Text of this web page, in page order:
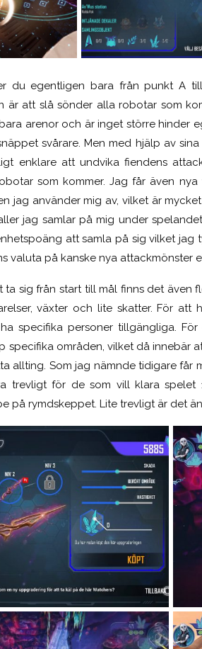
du egentligen bara från punkt A
är att slå sönder alla robotar som
arenor och är inget större hinder
svårare. Men med hjälp av
enklare att undvika fiendens
som kommer. Jag får även
jag använder mig av, vilket är
jag samlar på mig under
att samla på sig vilket
valuta på kanske nya attackmönster
ta sig från start till mål finns det även
växter och lite skatter. För
specifika personer tillgängliga.
specifika områden, vilket då innebär
allting. Som jag nämnde tidigare får
trevligt för de som vill klara spelet
på rymdskeppet. Lite trevligt är det